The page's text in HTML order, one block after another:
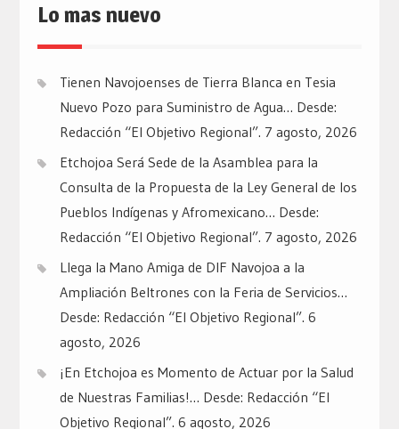
Lo mas nuevo
Tienen Navojoenses de Tierra Blanca en Tesia
Nuevo Pozo para Suministro de Agua… Desde:
Redacción “El Objetivo Regional”. 7 agosto, 2026
Etchojoa Será Sede de la Asamblea para la
Consulta de la Propuesta de la Ley General de los
Pueblos Indígenas y Afromexicano… Desde:
Redacción “El Objetivo Regional”. 7 agosto, 2026
Llega la Mano Amiga de DIF Navojoa a la
Ampliación Beltrones con la Feria de Servicios…
Desde: Redacción “El Objetivo Regional”. 6
agosto, 2026
¡En Etchojoa es Momento de Actuar por la Salud
de Nuestras Familias!… Desde: Redacción “El
Objetivo Regional”. 6 agosto, 2026